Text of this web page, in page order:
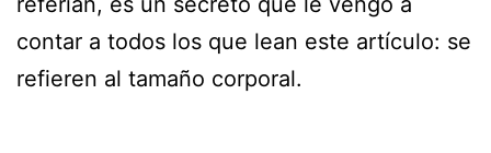
contar a todos los que lean este artículo: se
refieren al tamaño corporal.